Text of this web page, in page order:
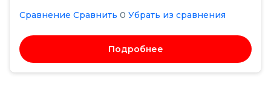
Сравнение Сравнить 0 Убрать из сравнения
Подробнее